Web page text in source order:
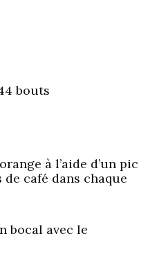
bouts
à l’aide d’un pic
café dans chaque
bocal avec le